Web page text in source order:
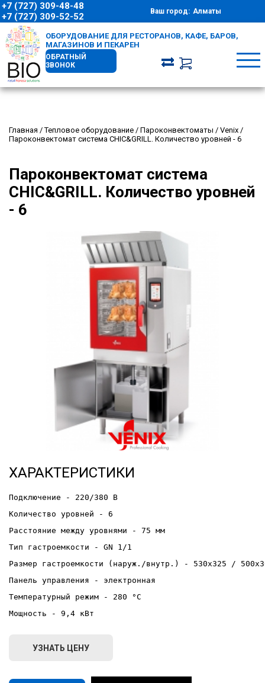
+7 (727) 309-48-48
+7 (727) 309-52-52
Ваш город: Алматы
ОБОРУДОВАНИЕ ДЛЯ РЕСТОРАНОВ, КАФЕ, БАРОВ,
МАГАЗИНОВ И ПЕКАРЕН
ОБРАТНЫЙ
ЗВОНОК
Главная /Тепловое оборудование / Пароконвектоматы / Venix /
Пароконвектомат система CHIC&GRILL. Количество уровней - 6
Пароконвектомат система
CHIC&GRILL. Количество уровней
- 6
ХАРАКТЕРИСТИКИ
Подключение - 220/380 В
Количество уровней - 6
Расстояние между уровнями - 75 мм
Тип гастроемкости - GN 1/1
Размер гастроемкости (наруж./внутр.) - 530x325 /
Панель управления - электронная
Температурный режим - 280 °С
Мощность - 9,4 кВт
УЗНАТЬ ЦЕНУ